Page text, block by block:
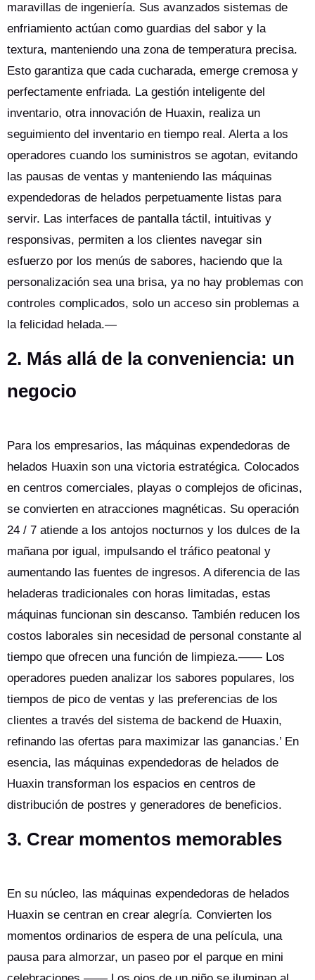
maravillas de ingeniería. Sus avanzados sistemas de
enfriamiento actúan como guardias del sabor y la
textura, manteniendo una zona de temperatura precisa.
Esto garantiza que cada cucharada, emerge cremosa y
perfectamente enfriada. La gestión inteligente del
inventario, otra innovación de Huaxin, realiza un
seguimiento del inventario en tiempo real. Alerta a los
operadores cuando los suministros se agotan, evitando
las pausas de ventas y manteniendo las máquinas
expendedoras de helados perpetuamente listas para
servir. Las interfaces de pantalla táctil, intuitivas y
responsivas, permiten a los clientes navegar sin
esfuerzo por los menús de sabores, haciendo que la
personalización sea una brisa, ya no hay problemas con
controles complicados, solo un acceso sin problemas a
la felicidad helada.—
2. Más allá de la conveniencia: un
negocio
Para los empresarios, las máquinas expendedoras de
helados Huaxin son una victoria estratégica. Colocados
en centros comerciales, playas o complejos de oficinas,
se convierten en atracciones magnéticas. Su operación
24 / 7 atiende a los antojos nocturnos y los dulces de la
mañana por igual, impulsando el tráfico peatonal y
aumentando las fuentes de ingresos. A diferencia de las
heladeras tradicionales con horas limitadas, estas
máquinas funcionan sin descanso. También reducen los
costos laborales sin necesidad de personal constante al
tiempo que ofrecen una función de limpieza.—— Los
operadores pueden analizar los sabores populares, los
tiempos de pico de ventas y las preferencias de los
clientes a través del sistema de backend de Huaxin,
refinando las ofertas para maximizar las ganancias.’ En
esencia, las máquinas expendedoras de helados de
Huaxin transforman los espacios en centros de
distribución de postres y generadores de beneficios.
3. Crear momentos memorables
En su núcleo, las máquinas expendedoras de helados
Huaxin se centran en crear alegría. Convierten los
momentos ordinarios de espera de una película, una
pausa para almorzar, un paseo por el parque en mini